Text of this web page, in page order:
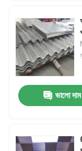
মান নিয়ন্ত্রণ
আমাদের সাথে
খবর
একটি উদ্ধৃতি অনুরোধ
ভালো দাম